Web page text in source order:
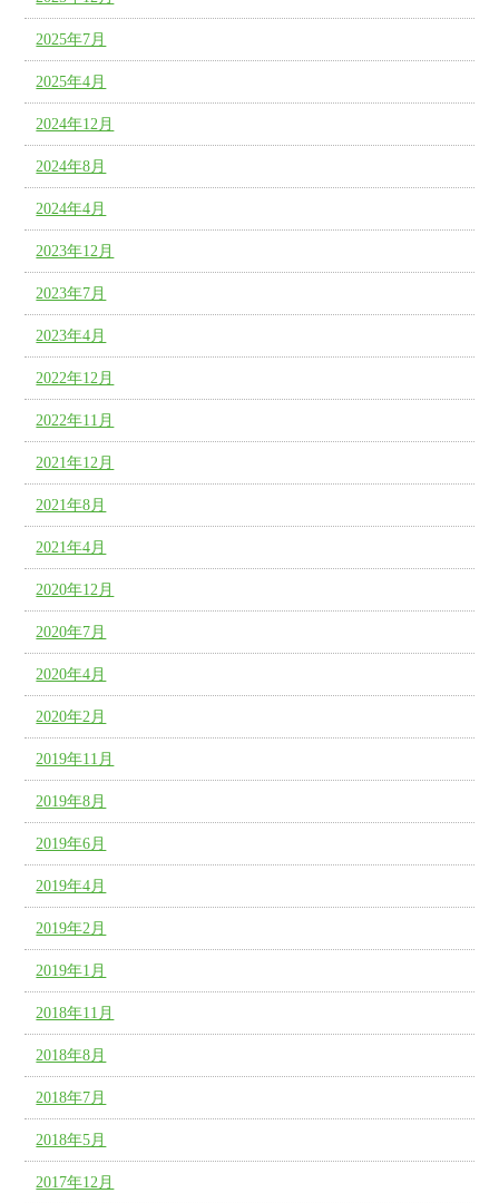
2025年7月
2025年4月
2024年12月
2024年8月
2024年4月
2023年12月
2023年7月
2023年4月
2022年12月
2022年11月
2021年12月
2021年8月
2021年4月
2020年12月
2020年7月
2020年4月
2020年2月
2019年11月
2019年8月
2019年6月
2019年4月
2019年2月
2019年1月
2018年11月
2018年8月
2018年7月
2018年5月
2017年12月